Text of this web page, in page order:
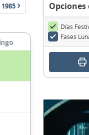
1985
Días
Fases